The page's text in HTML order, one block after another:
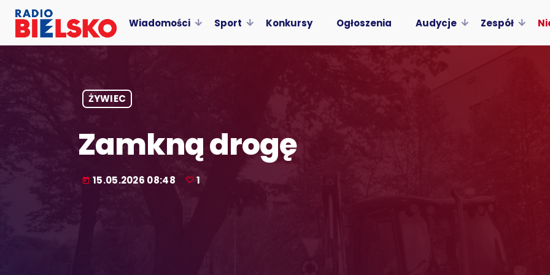
Wiadomości Sport Konkursy Ogłoszenia Audycje Zespół
ŻYWIEC
Zamkną drogę
today 15.05.2026 08:48 1